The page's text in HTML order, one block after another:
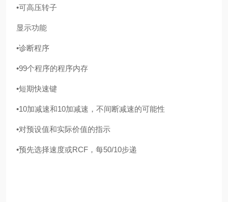
•可高压转子
显示功能
•诊断程序
•99个程序的程序内存
•短期快速键
•10加减速和10加减速，不间断减速的可能性
•对预设值和实际价值的指示
•预先选择速度或RCF，每50/10步递